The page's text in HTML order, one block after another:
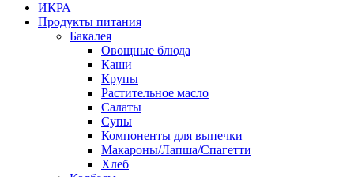
ИКРА
Продукты питания
Бакалея
Овощные блюда
Каши
Крупы
Растительное масло
Салаты
Супы
Компоненты для выпечки
Макароны/Лапша/Спагетти
Хлеб